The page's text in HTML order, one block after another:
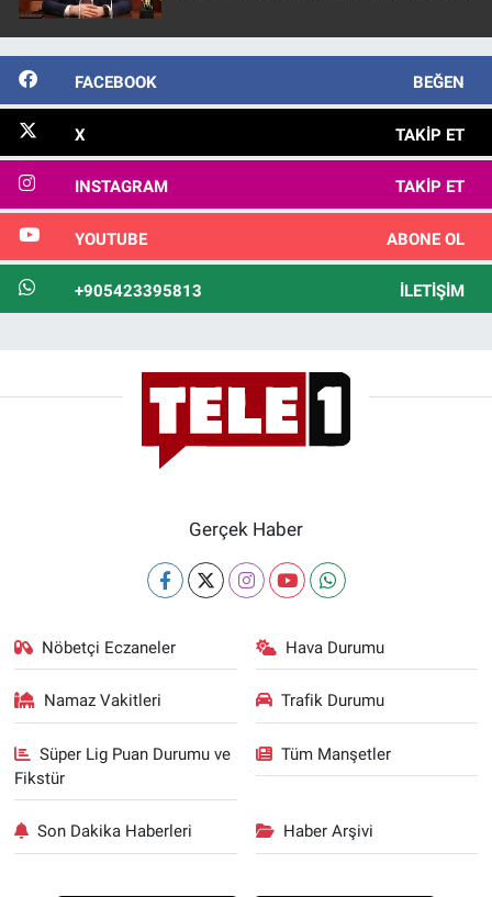
FACEBOOK BEĞEN
X TAKIP ET
INSTAGRAM TAKIP ET
YOUTUBE ABONE OL
+905423395813 İLETIŞIM
Gerçek Haber
Nöbetçi Eczaneler Hava Durumu
Namaz Vakitleri Trafik Durumu
Süper Lig Puan Durumu ve
Fikstür
Tüm Manşetler
Son Dakika Haberleri Haber Arşivi